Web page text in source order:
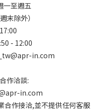
一至週五
末除外）
- 12:00
in.com
作洽談:
in.com
合作接洽,並不提供任何客服